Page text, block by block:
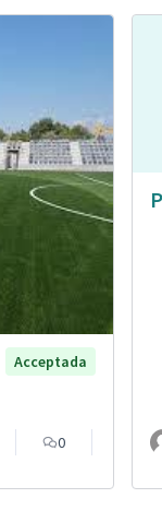
Acceptada
0